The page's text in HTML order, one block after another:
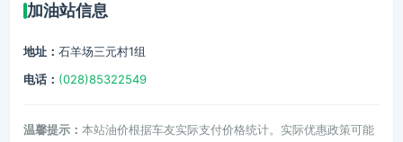
加油站信息
地址： 石羊场三元村1组
电话： (028)85322549
温馨提示： 本站油价根据车友实际支付价格统计。实际优惠政策可能